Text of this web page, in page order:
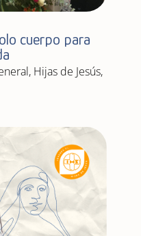
cuerpo para
, Hijas de Jesús,